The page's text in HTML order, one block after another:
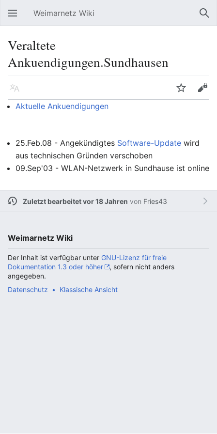
Hauptmenü öffnen Weimarnetz Wiki
Veraltete
Ankuendigungen.Sundhausen
Sprache Beobachten
Bearbeiten
Aktuelle Ankuendigungen
25.Feb.08 - Angekündigtes Software-Update wird
aus technischen Gründen verschoben
09.Sep'03 - WLAN-Netzwerk in Sundhause ist online
Zuletzt bearbeitet vor 18 Jahren von Fries43
Weimarnetz Wiki
Der Inhalt ist verfügbar unter GNU-Lizenz für freie
Dokumentation 1.3 oder höher
, sofern nicht anders
angegeben.
Datenschutz
Klassische Ansicht